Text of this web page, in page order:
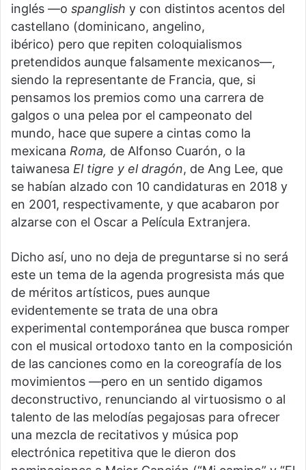
inglés —o spanglish y con distintos acentos del
castellano (dominicano, angelino,
ibérico) pero que repiten coloquialismos
pretendidos aunque falsamente mexicanos—,
siendo la representante de Francia, que, si
pensamos los premios como una carrera de
galgos o una pelea por el campeonato del
mundo, hace que supere a cintas como la
mexicana Roma, de Alfonso Cuarón, o la
taiwanesa El tigre y el dragón, de Ang Lee, que
se habían alzado con 10 candidaturas en 2018 y
en 2001, respectivamente, y que acabaron por
alzarse con el Oscar a Película Extranjera.
Dicho así, uno no deja de preguntarse si no será
este un tema de la agenda progresista más que
de méritos artísticos, pues aunque
evidentemente se trata de una obra
experimental contemporánea que busca romper
con el musical ortodoxo tanto en la composición
de las canciones como en la coreografía de los
movimientos —pero en un sentido digamos
deconstructivo, renunciando al virtuosismo o al
talento de las melodías pegajosas para ofrecer
una mezcla de recitativos y música pop
electrónica repetitiva que le dieron dos